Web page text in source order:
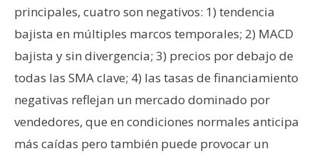
principales, cuatro son negativos: 1) tendencia
bajista en múltiples marcos temporales; 2) MACD
bajista y sin divergencia; 3) precios por debajo de
todas las SMA clave; 4) las tasas de financiamiento
negativas reflejan un mercado dominado por
vendedores, que en condiciones normales anticipa
más caídas pero también puede provocar un